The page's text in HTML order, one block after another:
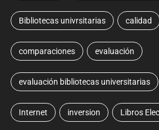
Bibliotecas univrsitarias calidad
comparaciones evaluación
evaluación bibliotecas universitarias
Internet inversion Libros